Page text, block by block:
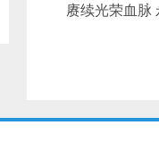
赓续光荣血